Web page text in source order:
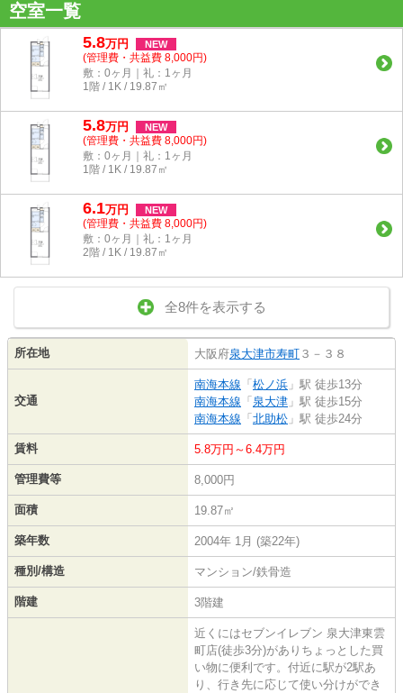
空室一覧
5.8万円 NEW
(管理費・共益費 8,000円)
敷：0ヶ月｜礼：1ヶ月
1階 / 1K / 19.87㎡
5.8万円 NEW
(管理費・共益費 8,000円)
敷：0ヶ月｜礼：1ヶ月
1階 / 1K / 19.87㎡
6.1万円 NEW
(管理費・共益費 8,000円)
敷：0ヶ月｜礼：1ヶ月
2階 / 1K / 19.87㎡
全8件を表示する
所在地 大阪府泉大津市寿町 ３－３８
交通
南海本線 「 松ノ浜 」駅 徒歩13分
南海本線 「 泉大津 」駅 徒歩15分
南海本線 「 北助松 」駅 徒歩24分
賃料 5.8万円～6.4万円
管理費等 8,000円
面積 19.87㎡
築年数 2004年 1月 (築22年)
種別/構造 マンション/鉄骨造
階建 3階建
近くにはセブンイレブン 泉大津東雲
町店(徒歩3分)がありちょっとした買
い物に便利です。付近に駅が2駅あ
り、行き先に応じて使い分けができ